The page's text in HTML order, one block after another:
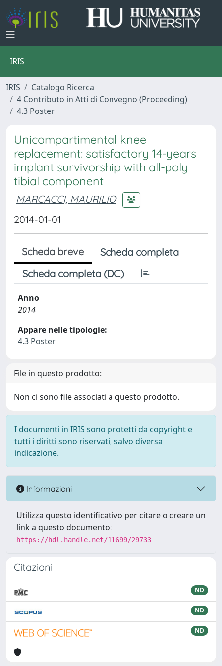
IRIS
IRIS
Catalogo Ricerca
4 Contributo in Atti di Convegno (Proceeding)
4.3 Poster
Unicompartimental knee
replacement: satisfactory 14-years
implant survivorship with all-poly
tibial component
MARCACCI, MAURILIO
2014-01-01
Scheda breve
Scheda completa
Scheda completa (DC)
Anno
2014
Appare nelle tipologie:
4.3 Poster
File in questo prodotto:
Non ci sono file associati a questo prodotto.
I documenti in IRIS sono protetti da copyright e
tutti i diritti sono riservati, salvo diversa
indicazione.
Informazioni
Utilizza questo identificativo per citare o creare un
link a questo documento:
https://hdl.handle.net/11699/29733
Citazioni
ND
ND
ND